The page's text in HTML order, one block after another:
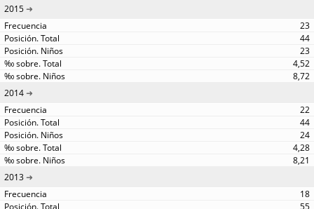
2015
23
44
23
4,52
8,72
2014
22
44
24
4,28
8,21
2013
18
55